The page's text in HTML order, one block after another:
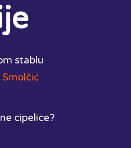
stablu
cipelice?